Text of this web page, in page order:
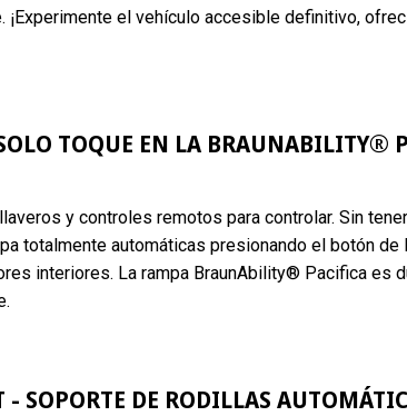
el vehículo accesible definitivo,
TOQUE EN LA BRAUNABILITY®
y controles remotos para controlar. Sin
totalmente automáticas presionando el botón de
interiores. La rampa BraunAbility® Pacifica es
SOPORTE DE RODILLAS